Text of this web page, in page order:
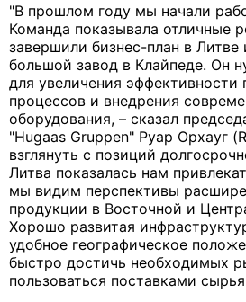
"В прошлом году мы начали
Команда показывала отличные
завершили бизнес-план в Литве
большой завод в Клайпеде. Он
для увеличения эффективности
процессов и внедрения
оборудования, – сказал
"Hugaas Gruppen" Руар Орхауг
взглянуть с позиций
Литва показалась нам
мы видим перспективы
продукции в Восточной и
Хорошо развитая
удобное географическое
быстро достичь необходимых
пользоваться поставками